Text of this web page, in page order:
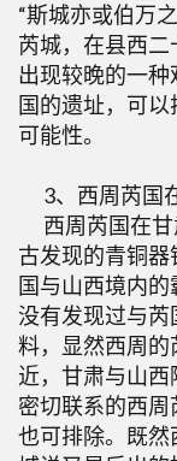
“斯城亦或伯万
芮城，在县西二
出现较晚的一
国的遗址，可
可能性。
3、西周芮国
西周芮国在
古发现的青铜
国与山西境内
没有发现过与
料，显然西周
近，甘肃与山
密切联系的西
也可排除。既